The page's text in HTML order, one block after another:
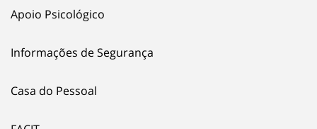
Apoio Psicológico
Informações de Segurança
Casa do Pessoal